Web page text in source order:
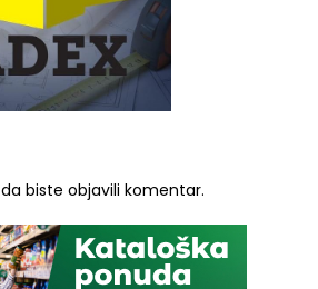
da biste objavili komentar.